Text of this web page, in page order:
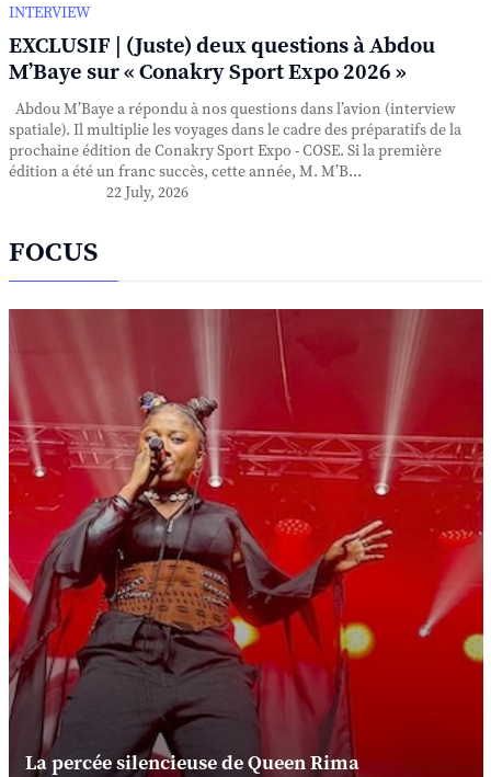
INTERVIEW
EXCLUSIF | (Juste) deux questions à Abdou
M’Baye sur « Conakry Sport Expo 2026 »
Abdou M’Baye a répondu à nos questions dans l’avion (interview
spatiale). Il multiplie les voyages dans le cadre des préparatifs de la
prochaine édition de Conakry Sport Expo - COSE. Si la première
édition a été un franc succès, cette année, M. M’B...
22 July, 2026
FOCUS
La percée silencieuse de Queen Rima